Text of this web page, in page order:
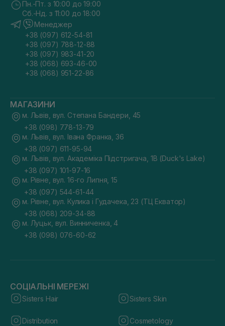
Пн.-Пт. з 10:00 до 19:00
Сб.-Нд. з 11:00 до 18:00
Менеджер
+38 (097) 612-54-81
+38 (097) 788-12-88
+38 (097) 983-41-20
+38 (068) 693-46-00
+38 (068) 951-22-86
МАГАЗИНИ
м. Львів, вул. Степана Бандери, 45
+38 (098) 778-13-79
м. Львів, вул. Івана Франка, 36
+38 (097) 611-95-94
м. Львів, вул. Академіка Підстригача, 1В (Duck's Lake)
+38 (097) 101-97-16
м. Рівне, вул. 16-го Липня, 15
+38 (097) 544-61-44
м. Рівне, вул. Кулика і Гудачека, 23 (ТЦ Екватор)
+38 (068) 209-34-88
м. Луцьк, вул. Винниченка, 4
+38 (098) 076-60-62
СОЦІАЛЬНІ МЕРЕЖІ
Sisters Hair Sisters Skin
Distribution Cosmetology